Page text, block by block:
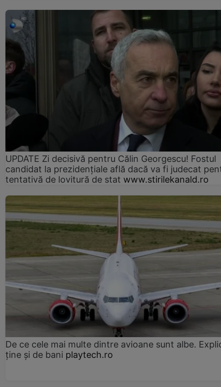
UPDATE Zi decisivă pentru Călin Georgescu! Fostul
candidat la prezidențiale află dacă va fi judecat
tentativă de lovitură de stat www.stirilekanald.ro
De ce cele mai multe dintre avioane sunt albe.
ține și de bani playtech.ro